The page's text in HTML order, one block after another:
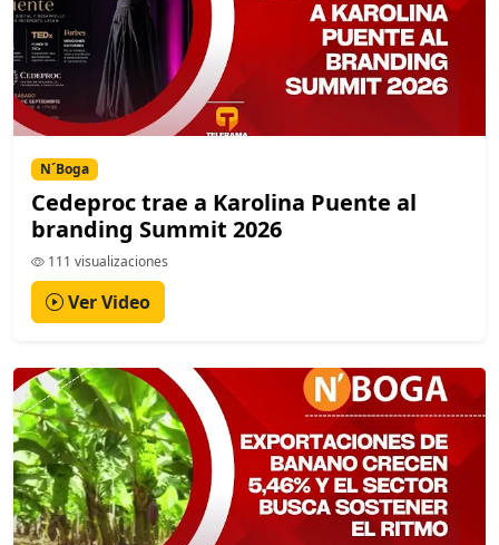
N´Boga
Cedeproc trae a Karolina Puente al
branding Summit 2026
111 visualizaciones
Ver Video